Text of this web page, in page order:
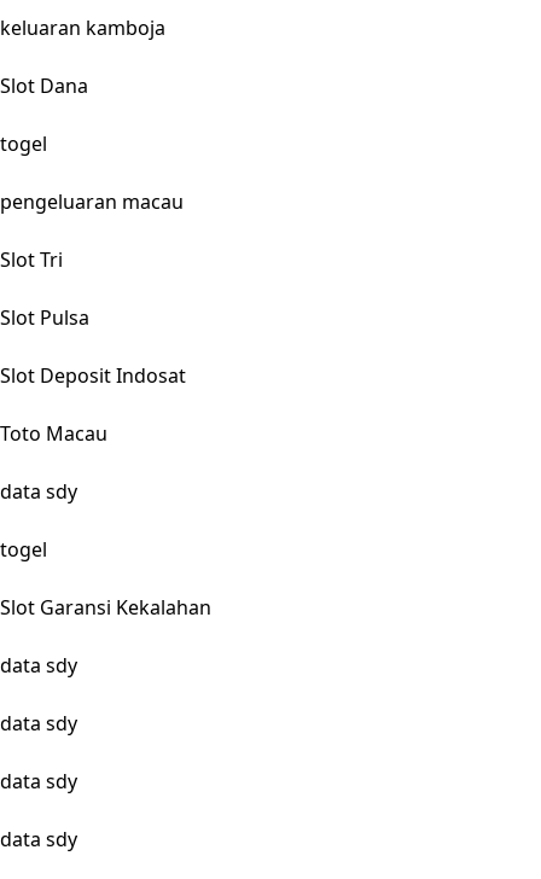
keluaran kamboja
Slot Dana
togel
pengeluaran macau
Slot Tri
Slot Pulsa
Slot Deposit Indosat
Toto Macau
data sdy
togel
Slot Garansi Kekalahan
data sdy
data sdy
data sdy
data sdy